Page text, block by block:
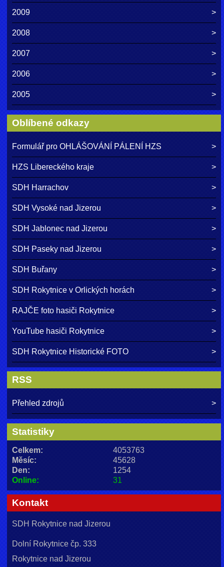
2009
2008
2007
2006
2005
Oblíbené odkazy
Formulář pro OHLÁŠOVÁNÍ PÁLENÍ HZS
HZS Libereckého kraje
SDH Harrachov
SDH Vysoké nad Jizerou
SDH Jablonec nad Jizerou
SDH Paseky nad Jizerou
SDH Buřany
SDH Rokytnice v Orlických horách
RAJČE foto hasiči Rokytnice
YouTube hasiči Rokytnice
SDH Rokytnice Historické FOTO
RSS
Přehled zdrojů
Statistiky
Online: 31
Celkem:
4053763
Měsíc:
45628
Den:
1254
Kontakt
SDH Rokytnice nad Jizerou
Dolní Rokytnice čp. 333
Rokytnice nad Jizerou